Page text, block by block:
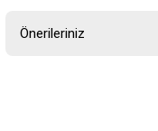
Önerileriniz